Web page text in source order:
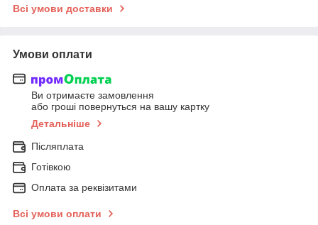
Всі умови доставки
Умови оплати
Ви отримаєте замовлення
або гроші повернуться на вашу картку
Детальніше
Післяплата
Готівкою
Оплата за реквізитами
Всі умови оплати